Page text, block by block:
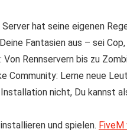
hat seine eigenen
Fantasien aus – sei
Von Rennservern bis zu
Community: Lerne neue
nicht, Du kannst
und spielen.